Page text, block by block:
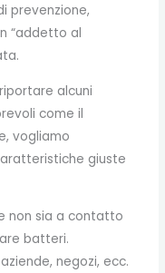
prevenzione,
“addetto al
alcuni
come il
vogliamo
giuste
non sia a contatto
batteri.
negozi, ecc.